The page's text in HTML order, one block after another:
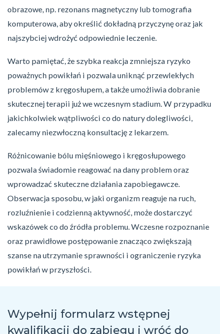
obrazowe, np. rezonans magnetyczny lub tomografia
komputerowa, aby określić dokładną przyczynę oraz jak
najszybciej wdrożyć odpowiednie leczenie.
Warto pamiętać, że szybka reakcja zmniejsza ryzyko
poważnych powikłań i pozwala uniknąć przewlekłych
problemów z kręgosłupem, a także umożliwia dobranie
skutecznej terapii już we wczesnym stadium. W przypadku
jakichkolwiek wątpliwości co do natury dolegliwości,
zalecamy niezwłoczną konsultację z lekarzem.
Różnicowanie bólu mięśniowego i kręgosłupowego
pozwala świadomie reagować na dany problem oraz
wprowadzać skuteczne działania zapobiegawcze.
Obserwacja sposobu, w jaki organizm reaguje na ruch,
rozluźnienie i codzienną aktywność, może dostarczyć
wskazówek co do źródła problemu. Wczesne rozpoznanie
oraz prawidłowe postępowanie znacząco zwiększają
szanse na utrzymanie sprawności i ograniczenie ryzyka
powikłań w przyszłości.
Wypełnij formularz wstępnej
kwalifikacji do zabiegu i wróć do